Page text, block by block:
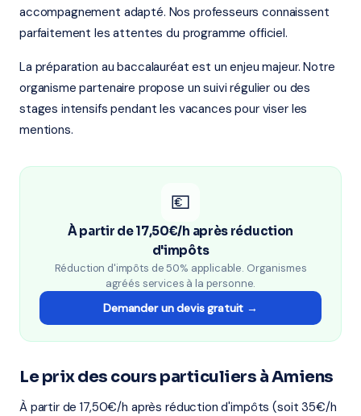
accompagnement adapté. Nos professeurs connaissent
parfaitement les attentes du programme officiel.
La préparation au baccalauréat est un enjeu majeur. Notre
organisme partenaire propose un suivi régulier ou des
stages intensifs pendant les vacances pour viser les
mentions.
💶
À partir de 17,50€/h après réduction
d'impôts
Réduction d'impôts de 50% applicable. Organismes
agréés services à la personne.
Demander un devis gratuit →
Le prix des cours particuliers à Amiens
À partir de 17,50€/h après réduction d'impôts (soit 35€/h